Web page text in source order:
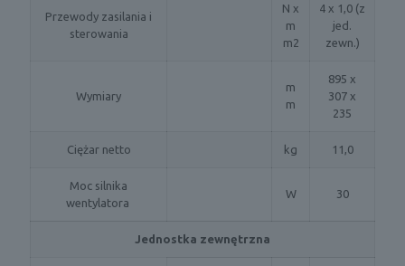
Przewody zasilania i
sterowania
N x
m
m2
4 x 1,0 (z
jed.
zewn.)
Wymiary
m
m
895 x
307 x
235
Ciężar netto kg 11,0
Moc silnika
wentylatora
W 30
Jednostka zewnętrzna